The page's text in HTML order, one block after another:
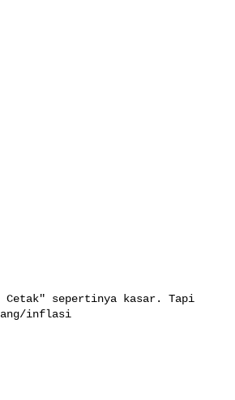
inflasi